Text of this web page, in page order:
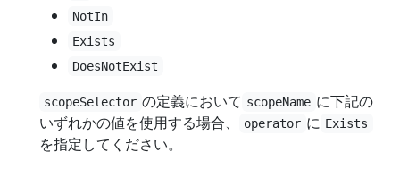
NotIn
Exists
DoesNotExist
scopeSelector の定義において scopeName に下記の
いずれかの値を使用する場合、
operator に Exists
を指定してください。